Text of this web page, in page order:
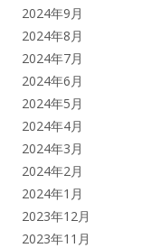
2024年9月
2024年8月
2024年7月
2024年6月
2024年5月
2024年4月
2024年3月
2024年2月
2024年1月
2023年12月
2023年11月